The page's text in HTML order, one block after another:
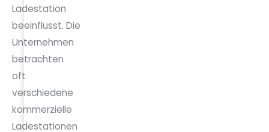
Ladestation
beeinflusst. Die
Unternehmen
betrachten
oft
verschiedene
kommerzielle
Ladestationen